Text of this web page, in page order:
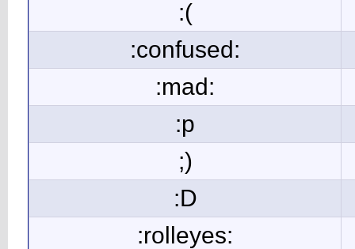
:(
:confused:
:mad:
:p
;)
:D
:rolleyes: